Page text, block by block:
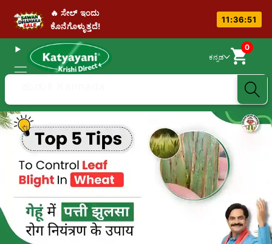
🔥 ಸೇಲ್ ಇಂದು
ಕೊನೆಗೊಳ್ಳುತ್ತದೆ!
11:36:51
ಕನ್ನಡ
0